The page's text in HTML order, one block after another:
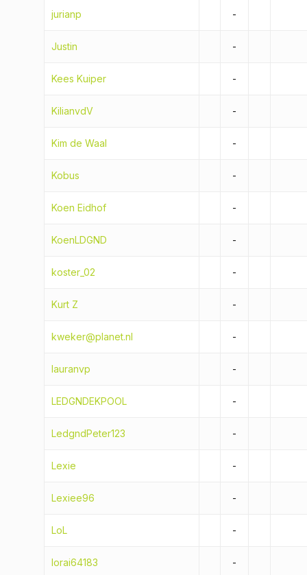
jurianp -
Justin -
Kees Kuiper -
KilianvdV -
Kim de Waal -
Kobus -
Koen Eidhof -
KoenLDGND -
koster_02 -
Kurt Z -
kweker@planet.nl -
lauranvp -
LEDGNDEKPOOL -
LedgndPeter123 -
Lexie -
Lexiee96 -
LoL -
lorai64183 -